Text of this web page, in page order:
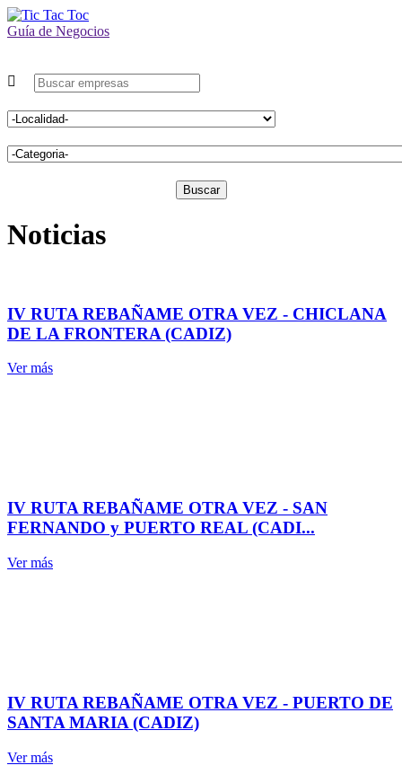
Guía de Negocios
Buscar
Noticias
IV RUTA REBAÑAME OTRA VEZ - CHICLANA
DE LA FRONTERA (CADIZ)
Ver más
IV RUTA REBAÑAME OTRA VEZ - SAN
FERNANDO y PUERTO REAL (CADI...
Ver más
IV RUTA REBAÑAME OTRA VEZ - PUERTO DE
SANTA MARIA (CADIZ)
Ver más